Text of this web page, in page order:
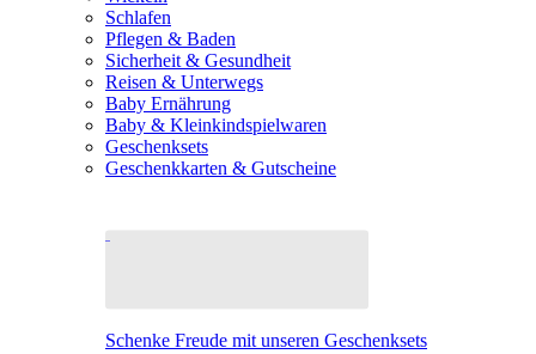
Schlafen
Pflegen & Baden
Sicherheit & Gesundheit
Reisen & Unterwegs
Baby Ernährung
Baby & Kleinkindspielwaren
Geschenksets
Geschenkkarten & Gutscheine
Schenke Freude mit unseren Geschenksets